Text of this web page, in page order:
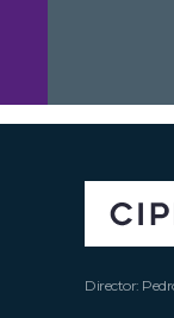
Director: